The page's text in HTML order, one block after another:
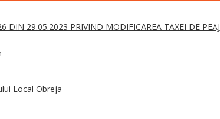
DIN 29.05.2023 PRIVIND MODIFICAREA TAXEI DE PEAJ
Local Obreja